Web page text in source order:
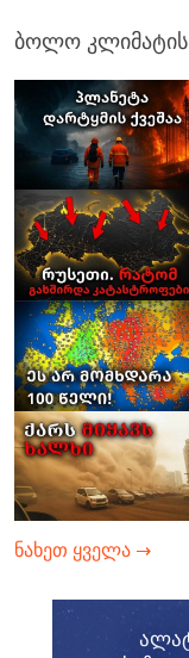
ბოლო კლიმატის
ნახეთ ყველა →